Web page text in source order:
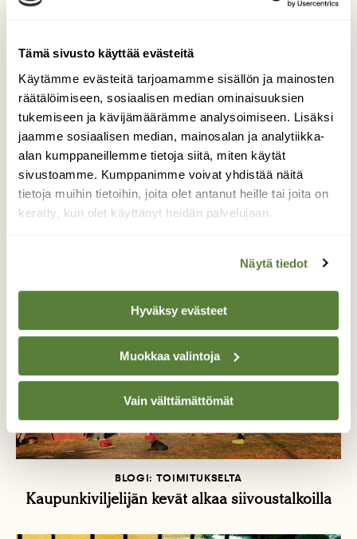
Tämä sivusto käyttää evästeitä
Käytämme evästeitä tarjoamamme sisällön ja mainosten
räätälöimiseen, sosiaalisen median ominaisuuksien
tukemiseen ja kävijämäärämme analysoimiseen. Lisäksi
jaamme sosiaalisen median, mainosalan ja analytiikka-
alan kumppaneillemme tietoja siitä, miten käytät
sivustoamme. Kumppanimme voivat yhdistää näitä
tietoja muihin tietoihin, joita olet antanut heille tai joita on
kerätty, kun olet käyttänyt heidän palvelujaan.
Näytä tiedot
Hyväksy evästeet
Muokkaa valintoja
Vain välttämättömät
BLOGI: TOIMITUKSELTA
Istutustalkoot kaupunkiviljelmillä
BLOGI: TOIMITUKSELTA
Kaupunkiviljelijän kevät alkaa siivoustalkoilla